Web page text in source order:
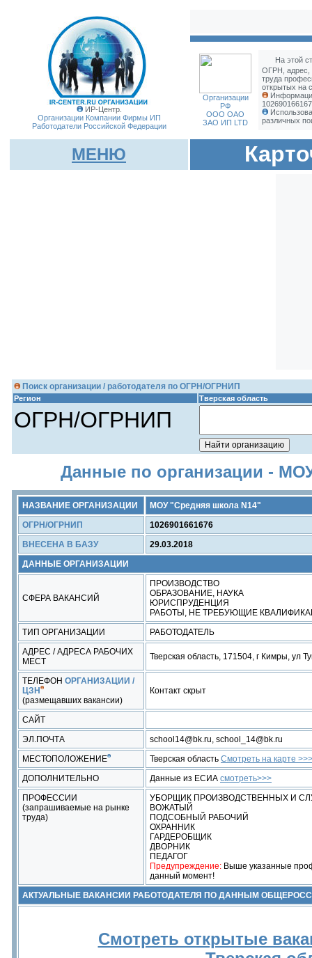
ИР-Центр.
Организации Компании Фирмы ИП
Работодатели Российской Федерации
Организации
РФ
ООО ОАО
ЗАО ИП LTD
На этой
ОГРН, адрес,
труда
открытых на
различных
МЕНЮ
Поиск организации / работодателя по ОГРН/ОГРНИП
Регион Тверская область
ОГРН/ОГРНИП
Данные по организации -
НАЗВАНИЕ ОРГАНИЗАЦИИ
МОУ "Средняя школа N14"
ОГРН/ОГРНИП
1026901661676
ВНЕСЕНА В БАЗУ
29.03.2018
ДАННЫЕ ОРГАНИЗАЦИИ
СФЕРА ВАКАНСИЙ
ПРОИЗВОДСТВО
ОБРАЗОВАНИЕ, НАУКА
ЮРИСПРУДЕНЦИЯ
РАБОТЫ, НЕ ТРЕБУЮЩИЕ
ТИП ОРГАНИЗАЦИИ
РАБОТОДАТЕЛЬ
АДРЕС / АДРЕСА РАБОЧИХ
МЕСТ
Тверская область, 171504, г Кимры, ул
ТЕЛЕФОН ОРГАНИЗАЦИИ /
ЦЗН
(размещавших вакансии)
Контакт скрыт
САЙТ
ЭЛ.ПОЧТА
school14@bk.ru, school_14@bk.ru
МЕСТОПОЛОЖЕНИЕ
Тверская область Смотреть на карте >>>
ДОПОЛНИТЕЛЬНО
Данные из ЕСИА смотреть>>>
ПРОФЕССИИ
(запрашиваемые на рынке
труда)
УБОРЩИК ПРОИЗВОДСТВЕННЫХ И
ВОЖАТЫЙ
ПОДСОБНЫЙ РАБОЧИЙ
ОХРАННИК
ГАРДЕРОБЩИК
ДВОРНИК
ПЕДАГОГ
Предупреждение: Выше указанные
данный момент!
АКТУАЛЬНЫЕ ВАКАНСИИ РАБОТОДАТЕЛЯ ПО ДАННЫМ
Смотреть открытые